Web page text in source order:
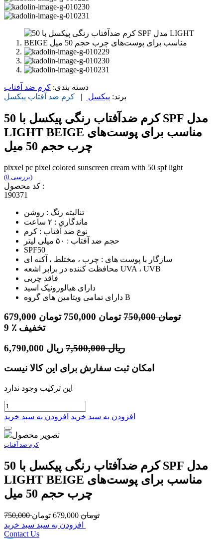
دسته بندی: کرم ضد آفتاب
برند: پیکسل | کرم ضد آفتاب پیکسل
کرم ضدآفتاب رنگی پیکسل با 50 SPF مدل
LIGHT BEIGE مناسب برای پوست‌های
چرب حجم 50 میل
pixxel pc pixel colored sunscreen cream with 50 spf light
(0 بررسی)
کد محصول :
190371
تنالیته رنگ : روشن
ماندگاری : ۲ ساعت
نوع ضد آفتاب : کرم
حجم ضد آفتاب : ۵۰ میلی لیتر
SPF50
سازگار با پوست های : چرب ، مختلط ، آکنه ای
محافظت کننده در برابر اشعه UVA ، UVB
فاقد چربی
دارای هیالورونیک اسید
دارای تمامی ویتامین های گروه B
679,000 تومان 750,000 تومان 750,000 تومان
9
٪ تخفیف
6,790,000 ریال 7,500,000 ریال
امکان ثبت سفارش برای این کالا نیست
این ترکیب وجود ندارد
افزودن به سبد خرید افزودن به سبد خرید
کرم ضد آفتاب
کرم ضدآفتاب رنگی پیکسل با 50 SPF مدل
LIGHT BEIGE مناسب برای پوست‌های
چرب حجم 50 میل
750,000 تومان 679,000 تومان
Contact Us